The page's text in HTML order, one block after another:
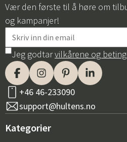
Vær den første til å høre om
og kampanjer!
Jeg godtarvilkårene og
+46 46-233090
support@hultens.no
Kategorier